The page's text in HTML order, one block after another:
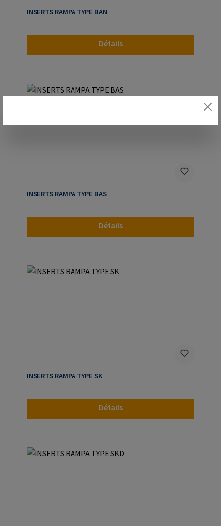
INSERTS RAMPA TYPE BAN
Détails
INSERTS RAMPA TYPE BAS
Détails
INSERTS RAMPA TYPE SK
Détails